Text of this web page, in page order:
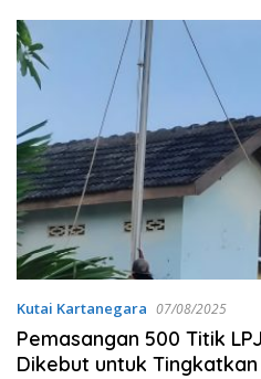
Kutai Kartanegara 07/08/2025
Pemasangan 500 Titik
Dikebut untuk